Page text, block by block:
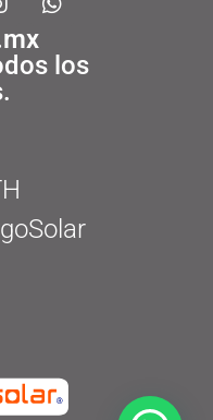
los